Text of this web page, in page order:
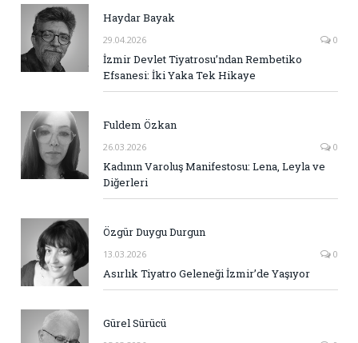
Haydar Bayak
29.04.2026 0
İzmir Devlet Tiyatrosu’ndan Rembetiko
Efsanesi: İki Yaka Tek Hikaye
Fuldem Özkan
26.03.2026 0
Kadının Varoluş Manifestosu: Lena, Leyla ve
Diğerleri
Özgür Duygu Durgun
13.03.2026 0
Asırlık Tiyatro Geleneği İzmir’de Yaşıyor
Gürel Sürücü